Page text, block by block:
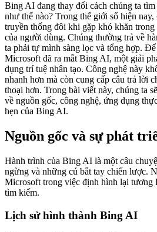
Bing AI đang thay đổi cách chúng ta
như thế nào? Trong thế giới số hiện nay,
truyền thống đôi khi gặp khó khăn
của người dùng. Chúng thường trả về
ta phải tự mình sàng lọc và tổng hợp.
Microsoft đã ra mắt Bing AI, một giải
dụng trí tuệ nhân tạo. Công nghệ này
nhanh hơn mà còn cung cấp câu trả lời
thoại hơn. Trong bài viết này, chúng ta
về nguồn gốc, công nghệ, ứng dụng
hẹn của Bing AI.
Nguồn gốc và sự phát
Hành trình của Bing AI là một câu
ngừng và những cú bắt tay chiến lược.
Microsoft trong việc định hình lại tương
tìm kiếm.
Lịch sử hình thành Bing AI